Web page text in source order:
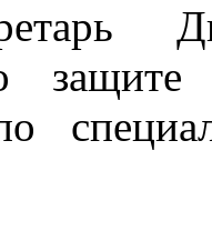
защите